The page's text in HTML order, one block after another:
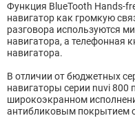
Функция BlueTooth Hands-
навигатор как громкую
разговора используются
навигатора, а телефонная
навигатора.
В отличии от бюджетных
навигаторы серии nuvi 800
широкоэкранном
антибликовым покрытием